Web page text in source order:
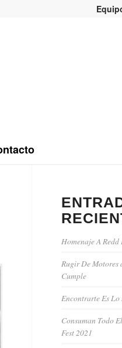
Homenaje A
Rugir De Motores
Cumple
Encontrarte Es
Consuman Todo
Fest 2021